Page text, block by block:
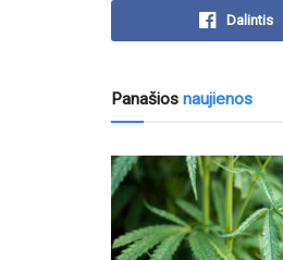
Dalintis
Panašios naujienos